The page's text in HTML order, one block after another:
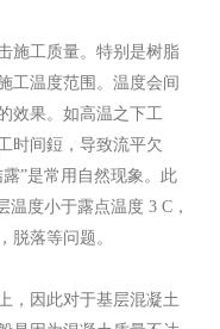
施工质量。特别是树脂
工温度范围。温度会间
效果。如高温之下工
时间鋀，导致流平欠
”是常用自然现象。此
温度小于露点温度 3 C，
脱落等问题。
，因此对于基层混凝土